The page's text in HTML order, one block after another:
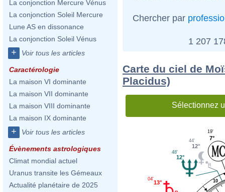
La conjonction Mercure Vénus
La conjonction Soleil Mercure
Lune AS en dissonance
La conjonction Soleil Vénus
+ Voir tous les articles
Caractérologie
La maison VI dominante
La maison VII dominante
La maison VIII dominante
La maison IX dominante
+ Voir tous les articles
Évènements astrologiques
Climat mondial actuel
Uranus transite les Gémeaux
Actualité planétaire de 2025
Chercher par
1 207
Carte du ciel de
Placidus)
Sélectionnez
10
7°
19'
12°
44'
12°
48'
13°
04'